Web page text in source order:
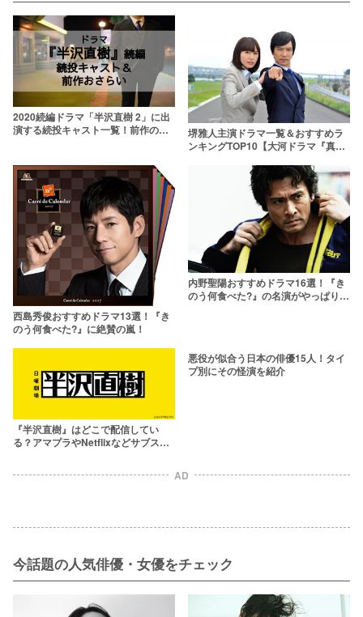
2020続編ドラマ「半沢直樹 2」に出
演する続投キャスト一覧！前作のラ
堺雅人主演ドラマ一覧＆おすすめラ
ンキングTOP10【大河ドラマ『真田
西島秀俊おすすめドラマ13選！『き
のう何食べた?』に絶賛の嵐！
内野聖陽おすすめドラマ16選！『き
のう何食べた?』の名演がやっぱり凄
『半沢直樹』はどこで配信してい
る？アマプラやNetflixなどサブスク
悪役が似合う日本の俳優15人！タイ
プ別にその怪演を紹介
AD
今話題の人気俳優・女優をチェック